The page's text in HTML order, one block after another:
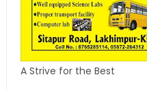
A Strive for the Best